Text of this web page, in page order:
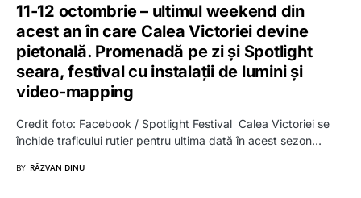
11-12 octombrie – ultimul weekend din
acest an în care Calea Victoriei devine
pietonală. Promenadă pe zi și Spotlight
seara, festival cu instalații de lumini și
video-mapping
Credit foto: Facebook / Spotlight Festival Calea Victoriei se
închide traficului rutier pentru ultima dată în acest sezon…
BY RĂZVAN DINU